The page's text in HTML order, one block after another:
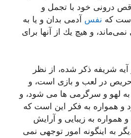
درونى خود با تجمل و
است كه نفس آدمى بدان و يا به
و هيچ يك از آنها براى
شريفه ذكر شده، از نظر
در لعب و بازى است، و
لهو و سرگرمى ها مى شود، و
و همواره به فكر اين است كه
همواره به زيبايى و آرايش
به اينگونه امور توجهى نمى